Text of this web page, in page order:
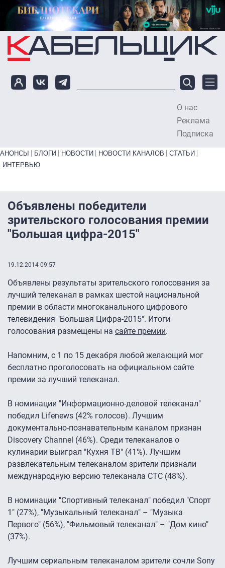
Перейти к основному содержанию
О нас
Реклама
Подписка
Primary links bottom
АНОНСЫ БЛОГИ НОВОСТИ НОВОСТИ КАНАЛОВ
СТАТЬИ
ИНТЕРВЬЮ
Объявлены победители
зрительского голосования премии
"Большая цифра-2015"
19.12.2014 09:57
Объявлены результаты зрительского голосования за
лучший телеканал в рамках шестой национальной
премии в области многоканального цифрового
телевидения "Большая Цифра-2015". Итоги
голосования размещены на сайте премии.
Напомним, с 1 по 15 декабря любой желающий мог
бесплатно проголосовать на официальном сайте
премии за лучший телеканал.
В номинации "Информационно-деловой телеканал"
победил Lifenews (42% голосов). Лучшим
документально-познавательным каналом признан
Discovery Channel (46%). Среди телеканалов о
кулинарии выиграл "Кухня ТВ" (41%). Лучшим
развлекательным телеканалом зрители признали
международную версию телеканала СТС (48%).
В номинации "Спортивный телеканал" победил "Спорт
1" (27%), "Музыкальный телеканал" – "Музыка
Первого" (56%), "Фильмовый телеканал" – "Дом кино"
(37%).
Лучшим сериальным телеканалом зрители сочли Sony